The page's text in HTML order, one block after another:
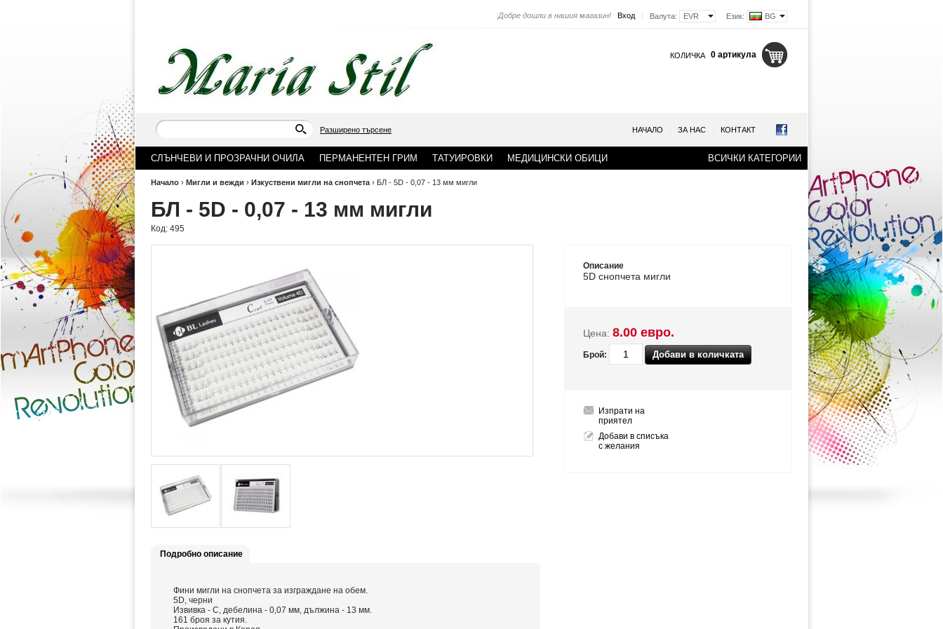
Език: BG
Валута: EVR
Вход
Добре дошли в нашия магазин!
КОЛИЧКА 0 артикула
Разширено търсене НАЧАЛО ЗА НАС КОНТАКТ
СЛЪНЧЕВИ И ПРОЗРАЧНИ ОЧИЛА ПЕРМАНЕНТЕН ГРИМ ТАТУИРОВКИ МЕДИЦИНСКИ ОБИЦИ ВСИЧКИ КАТЕГОРИИ
Начало › Мигли и вежди › Изкуствени мигли на снопчета › БЛ - 5D - 0,07 - 13 мм мигли
БЛ - 5D - 0,07 - 13 мм мигли
Код: 495
Описание
5D снопчета мигли
Цена: 8.00 евро.
Брой:
Изпрати на
приятел
Добави в списъка
с желания
Подробно описание
Фини мигли на снопчета за изграждане на обем.
5D, черни
Извивка - С, дебелина - 0,07 мм, дължина - 13 мм.
161 броя за кутия.